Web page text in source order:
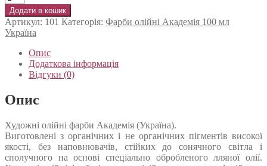
Додати в кошик
Артикул: 101 Категорія: Фарби олійні Академія 100 мл
Україна
Опис
Додаткова інформація
Відгуки (0)
Опис
Художні олійні фарби Академія (Україна).
Виготовлені з органічних і не органічних пігментів високої
якості, без наповнювачів, стійких до сонячного світла і
сполучного на основі спеціально обробленого лляної олії.